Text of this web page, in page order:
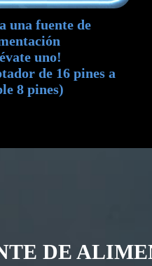
una fuente de
uno!
de 16 pines a
8 pines)
DE